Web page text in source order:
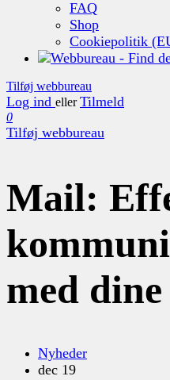
FAQ
Shop
Cookiepolitik
Tilføj webbureau
Log ind eller Tilmeld
0
Tilføj webbureau
Mail:
med
Nyheder
dec 19